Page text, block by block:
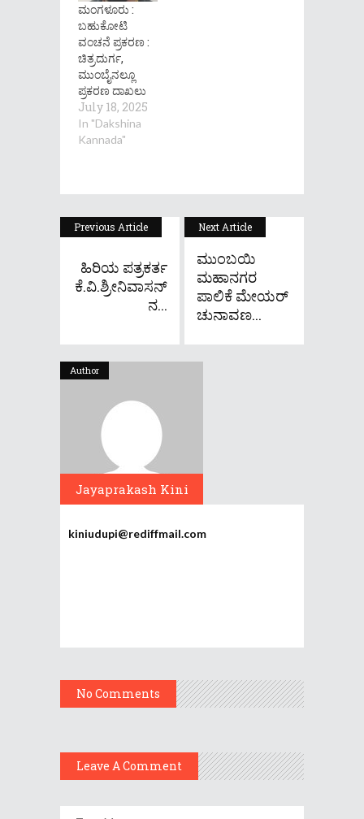
ಮಂಗಳೂರು :
ಬಹುಕೋಟಿ
ವಂಚನೆ ಪ್ರಕರಣ :
ಚಿತ್ರದುರ್ಗ,
ಮುಂಬೈನಲ್ಲೂ
ಪ್ರಕರಣ ದಾಖಲು
July 18, 2025
In "Dakshina
Kannada"
Previous Article
ಹಿರಿಯ ಪತ್ರಕರ್ತ
ಕೆ.ವಿ.ಶ್ರೀನಿವಾಸನ್
ನ...
Next Article
ಮುಂಬಯಿ
ಮಹಾನಗರ
ಪಾಲಿಕೆ ಮೇಯರ್‌
ಚುನಾವಣ...
Author
Jayaprakash Kini
kiniudupi@rediffmail.com
No Comments
Leave A Comment